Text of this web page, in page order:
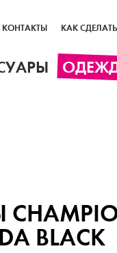
КОНТАКТЫ КАК
BLACK